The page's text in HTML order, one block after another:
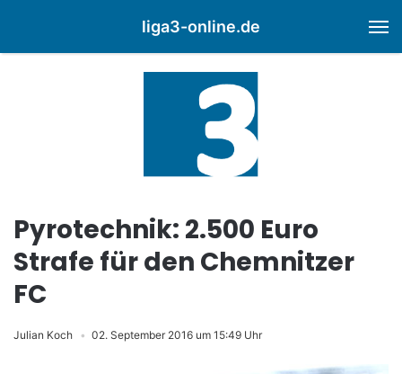
liga3-online.de
Pyrotechnik: 2.500 Euro
Strafe für den Chemnitzer
FC
Julian Koch 02. September 2016 um 15:49 Uhr